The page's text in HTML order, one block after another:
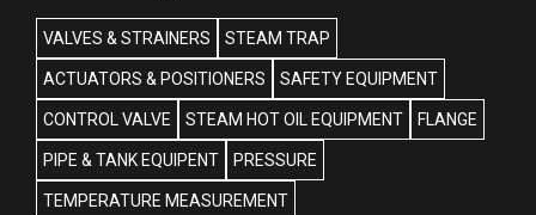
VALVES & STRAINERS STEAM TRAP
ACTUATORS & POSITIONERS SAFETY EQUIPMENT
CONTROL VALVE STEAM HOT OIL EQUIPMENT FLANGE
PIPE & TANK EQUIPENT PRESSURE
TEMPERATURE MEASUREMENT